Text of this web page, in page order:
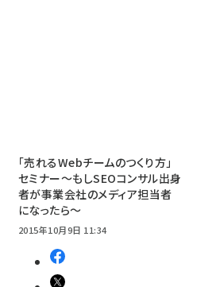
「売れるWebチームのつくり方」
セミナー～もしSEOコンサル出身
者が事業会社のメディア担当者
になったら～
2015年10月9日 11:34